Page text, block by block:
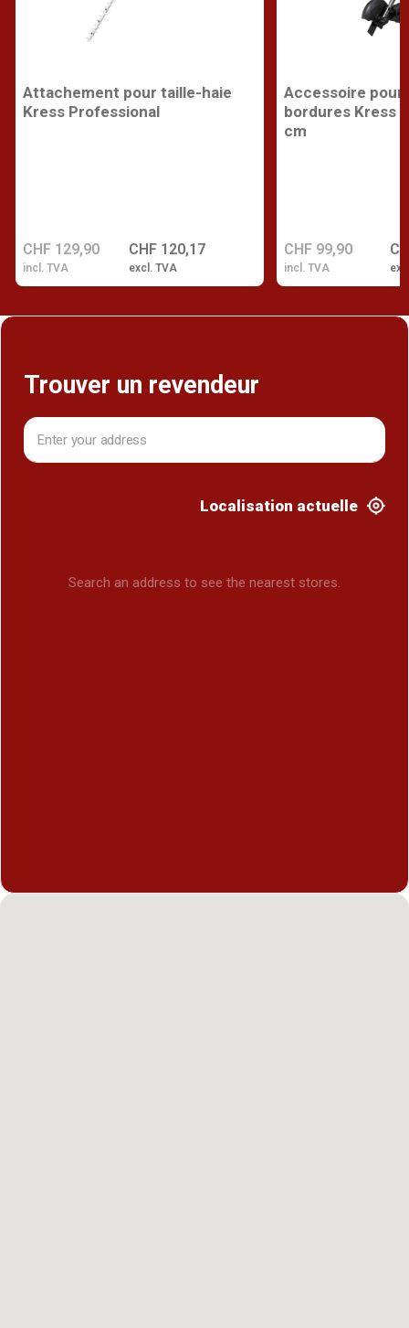
Attachement pour taille-haie
Kress Professional
CHF 120,17
excl. TVA
CHF 129,90
incl. TVA
Accessoire pour
bordures Kress
cm
CHF 99,90
incl. TVA
Trouver un revendeur
Localisation actuelle
Search an address to see the nearest stores.